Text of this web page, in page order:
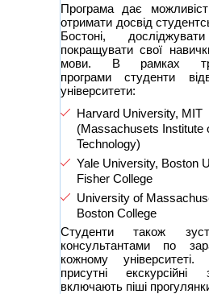
Програма дає
отримати досвід
Бостоні,
покращувати свої
мови. В рамках
програми студенти
університети:
Harvard University, MIT
(Massachusets Institute
Technology)
Yale University, Boston
Fisher College
University of
Boston College
Студенти також
консультантами по
кожному
присутні екскурсійні
включають піші